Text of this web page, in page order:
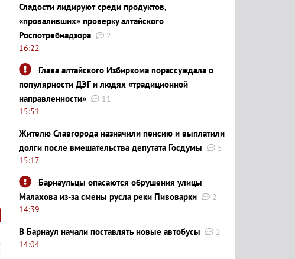
Сладости лидируют среди продуктов,
«проваливших» проверку алтайского
Роспотребнадзора
2
16:22
Глава алтайского Избиркома порассуждала о
популярности ДЭГ и людях «традиционной
направленности»
11
15:51
Жителю Славгорода назначили пенсию и выплатили
долги после вмешательства депутата Госдумы
5
15:17
Барнаульцы опасаются обрушения улицы
Малахова из-за смены русла реки Пивоварки
2
14:39
В Барнаул начали поставлять новые автобусы
2
14:04